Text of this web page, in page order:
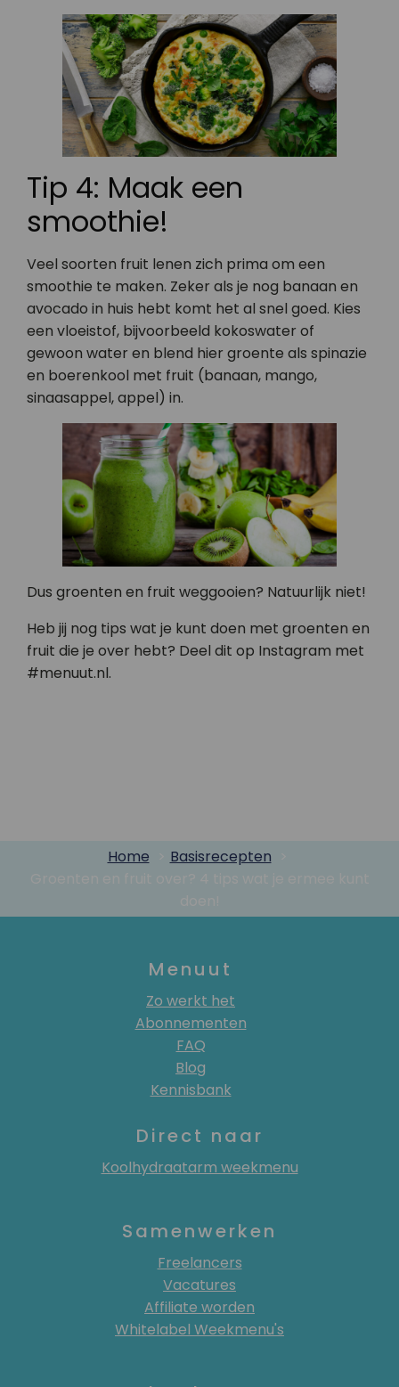
Tip 4: Maak een
smoothie!
Veel soorten fruit lenen zich prima om een
smoothie te maken. Zeker als je nog banaan en
avocado in huis hebt komt het al snel goed. Kies
een vloeistof, bijvoorbeeld kokoswater of
gewoon water en blend hier groente als spinazie
en boerenkool met fruit (banaan, mango,
sinaasappel, appel) in.
Dus groenten en fruit weggooien? Natuurlijk niet!
Heb jij nog tips wat je kunt doen met groenten en
fruit die je over hebt? Deel dit op Instagram met
#menuut.nl.
Home
Basisrecepten
Menuut
Zo werkt het
Abonnementen
FAQ
Blog
Kennisbank
Direct naar
Koolhydraatarm weekmenu
Samenwerken
Freelancers
Vacatures
Affiliate worden
Whitelabel Weekmenu's